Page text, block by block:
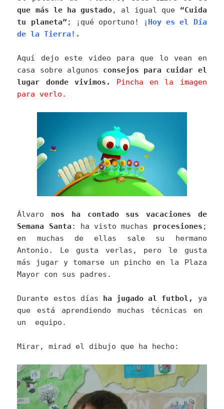
que más le ha gustado, al igual que “Cuida
tu planeta” ; ¡qué oportuno!
¡Hoy es el Día
de la Tierra!.
Aquí dejo este video para que lo vean en
casa sobre algunos consejos para cuidar el
lugar donde vivimos.
Pincha en la imagen
para verlo.
Álvaro nos ha contado sus vacaciones de
Semana Santa : ha visto muchas procesiones ;
en muchas de ellas sale su hermano
Antonio. Le gusta verlas, pero le gusta
más jugar y tomarse un pincho en la Plaza
Mayor con sus padres.
Durante estos días ha jugado al futbol,
ya
que está aprendiendo muchas técnicas en
un equipo.
Mirar, mirad el dibujo que ha hecho: